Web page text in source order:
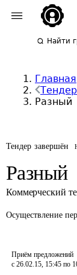
Найти
Главная
Разный
Тендер завершён
Разный
Коммерческий
Осуществление
Приём предложений
с 26.02.15, 15:45 по